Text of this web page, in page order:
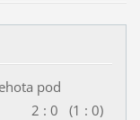
pod
: 0 (1 : 0)